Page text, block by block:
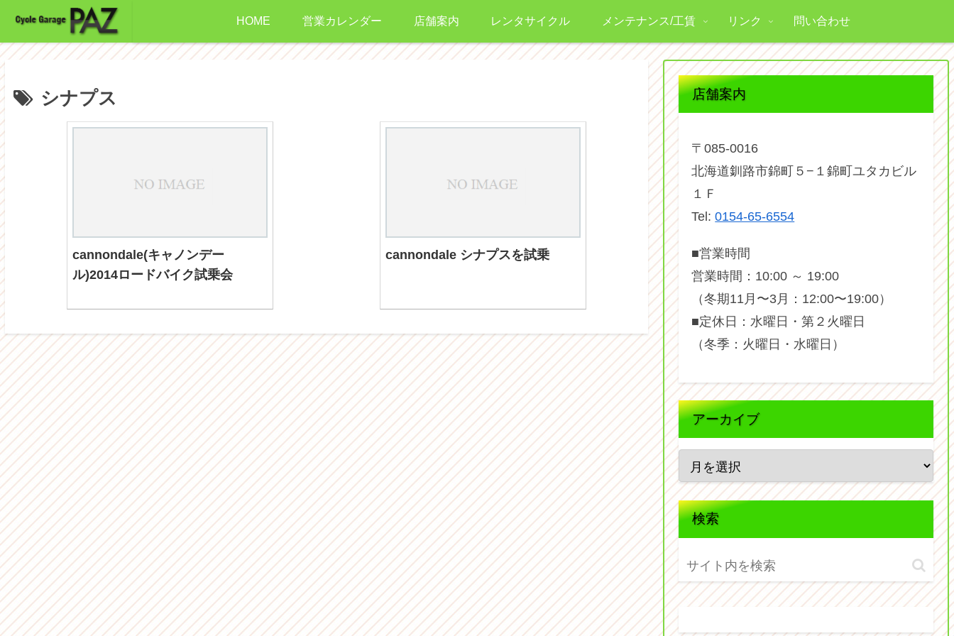
HOME 営業カレンダー 店舗案内 レンタサイクル メンテナンス/工賃 リンク 問い合わせ
シナプス
cannondale(キャノンデー
ル)2014ロードバイク試乗会
cannondale シナプスを試乗
店舗案内
〒085-0016
北海道釧路市錦町５−１錦町ユタカビル
１Ｆ
Tel:0154-65-6554
■営業時間
営業時間：10:00 ～ 19:00
（冬期11月〜3月：12:00〜19:00）
■定休日：水曜日・第２火曜日
（冬季：火曜日・水曜日）
アーカイブ
検索